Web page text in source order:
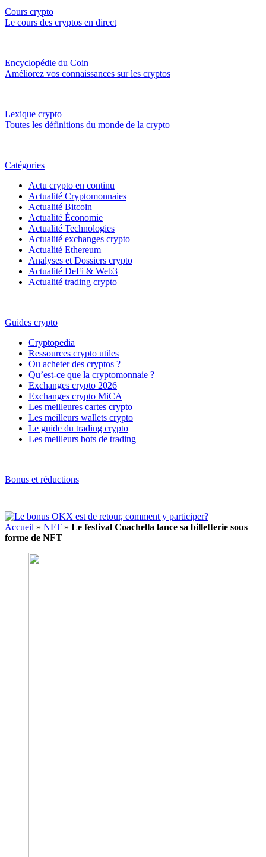
Cours crypto
Le cours des cryptos en direct
Encyclopédie du Coin
Améliorez vos connaissances sur les cryptos
Lexique crypto
Toutes les définitions du monde de la crypto
Catégories
Actu crypto en continu
Actualité Cryptomonnaies
Actualité Bitcoin
Actualité Économie
Actualité Technologies
Actualité exchanges crypto
Actualité Ethereum
Analyses et Dossiers crypto
Actualité DeFi & Web3
Actualité trading crypto
Guides crypto
Cryptopedia
Ressources crypto utiles
Ou acheter des cryptos ?
Qu’est-ce que la cryptomonnaie ?
Exchanges crypto 2026
Exchanges crypto MiCA
Les meilleures cartes crypto
Les meilleurs wallets crypto
Le guide du trading crypto
Les meilleurs bots de trading
Bonus et réductions
Accueil » NFT » Le festival Coachella lance sa billetterie sous
forme de NFT